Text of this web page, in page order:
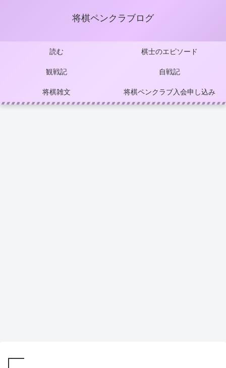
将棋ペンクラブログ
読む 棋士のエピソード
観戦記 自戦記
将棋雑文 将棋ペンクラブ入会申し込み